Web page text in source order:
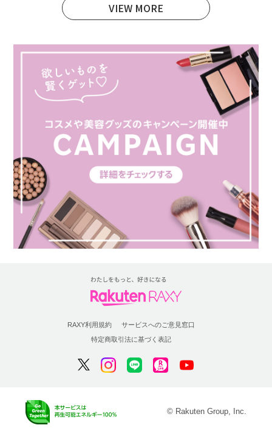
VIEW MORE
RAXY利用規約
サービスへのご意見窓口
特定商取引法に基づく表記
© Rakuten Group, Inc.